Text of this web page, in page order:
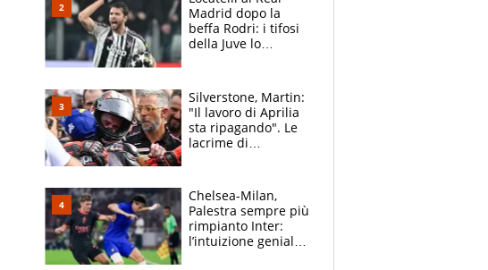
Madrid dopo la
beffa Rodri: i tifosi
della Juve lo
Silverstone, Martin:
"Il lavoro di Aprilia
sta ripagando". Le
lacrime di
la gara domani"
Chelsea-Milan,
Palestra sempre più
rimpianto Inter:
l’intuizione geniale